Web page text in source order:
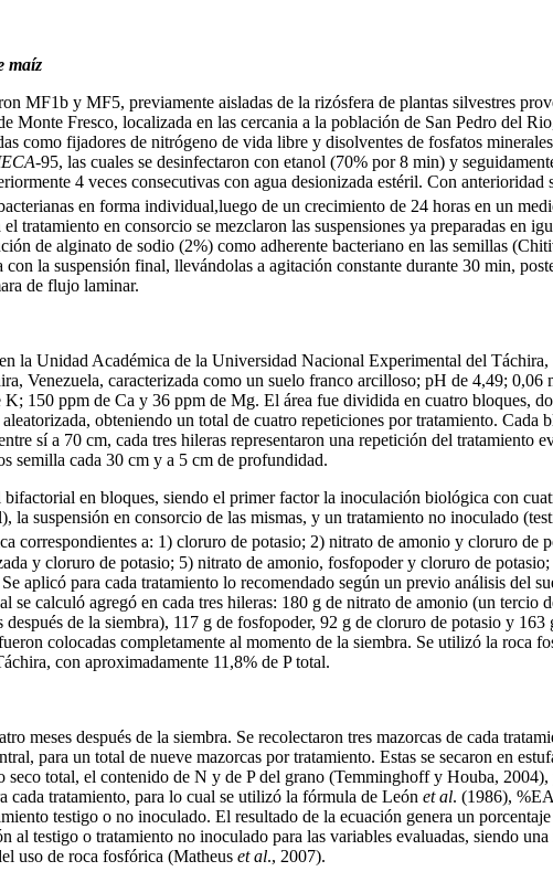
maíz
MF1b y MF5, previamente aisladas de la rizósfera de plantas silvestres
Monte Fresco, localizada en las cercania a la población de San Pedro del
como fijadores de nitrógeno de vida libre y disolventes de fosfatos
-95, las cuales se desinfectaron con etanol (70% por 8 min) y
4 veces consecutivas con agua desionizada estéril. Con anterioridad
en forma individual,luego de un crecimiento de 24 horas en un
tratamiento en consorcio se mezclaron las suspensiones ya preparadas en
de alginato de sodio (2%) como adherente bacteriano en las semillas
la suspensión final, llevándolas a agitación constante durante 30 min,
de flujo laminar.
la Unidad Académica de la Universidad Nacional Experimental del
Venezuela, caracterizada como un suelo franco arcilloso; pH de 4,49; 0,06
150 ppm de Ca y 36 ppm de Mg. El área fue dividida en cuatro bloques,
obteniendo un total de cuatro repeticiones por tratamiento. Cada
sí a 70 cm, cada tres hileras representaron una repetición del tratamiento
semilla cada 30 cm y a 5 cm de profundidad.
en bloques, siendo el primer factor la inoculación biológica con
suspensión en consorcio de las mismas, y un tratamiento no inoculado
correspondientes a: 1) cloruro de potasio; 2) nitrato de amonio y cloruro de
y cloruro de potasio; 5) nitrato de amonio, fosfopoder y cloruro de
aplicó para cada tratamiento lo recomendado según un previo análisis del
se calculó agregó en cada tres hileras: 180 g de nitrato de amonio (un tercio
después de la siembra), 117 g de fosfopoder, 92 g de cloruro de potasio y
colocadas completamente al momento de la siembra. Se utilizó la roca
con aproximadamente 11,8% de P total.
meses después de la siembra. Se recolectaron tres mazorcas de cada
para un total de nueve mazorcas por tratamiento. Estas se secaron en
seco total, el contenido de N y de P del grano (Temminghoff y Houba,
cada tratamiento, para lo cual se utilizó la fórmula de León et al. (1986),
testigo o no inoculado. El resultado de la ecuación genera un
al testigo o tratamiento no inoculado para las variables evaluadas, siendo
uso de roca fosfórica (Matheus et al., 2007).